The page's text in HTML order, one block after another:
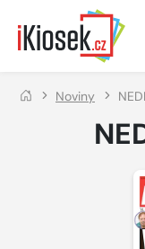
Přejít na hlavní obsah
Noviny